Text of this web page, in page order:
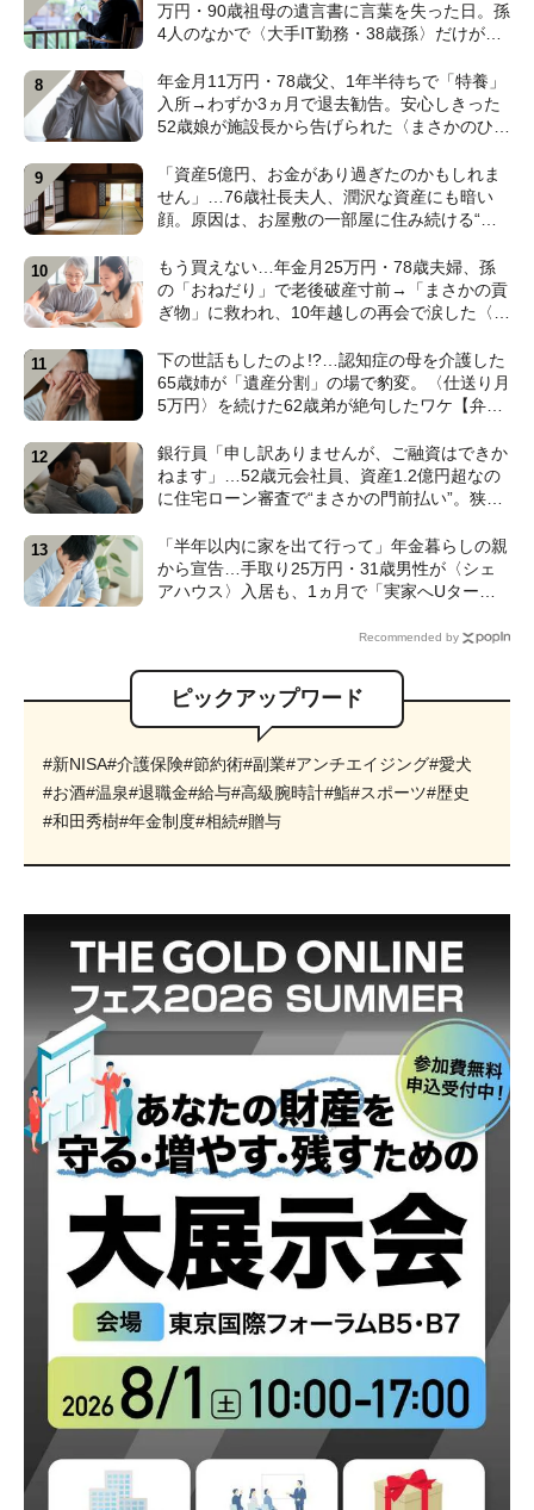
万円・90歳祖母の遺言書に言葉を失った日。孫
4人のなかで〈大手IT勤務・38歳孫〉だけが遺
年金月11万円・78歳父、1年半待ちで「特養」
入所→わずか3ヵ月で退去勧告。安心しきった
52歳娘が施設長から告げられた〈まさかのひと
「資産5億円、お金があり過ぎたのかもしれま
せん」…76歳社長夫人、潤沢な資産にも暗い
顔。原因は、お屋敷の一部屋に住み続ける“跡
もう買えない…年金月25万円・78歳夫婦、孫
の「おねだり」で老後破産寸前→「まさかの貢
ぎ物」に救われ、10年越しの再会で涙した〈孫
下の世話もしたのよ!?…認知症の母を介護した
65歳姉が「遺産分割」の場で豹変。〈仕送り月
5万円〉を続けた62歳弟が絶句したワケ【弁護
銀行員「申し訳ありませんが、ご融資はできか
ねます」…52歳元会社員、資産1.2億円超なの
に住宅ローン審査で“まさかの門前払い”。狭い
の解説】
「半年以内に家を出て行って」年金暮らしの親
から宣告…手取り25万円・31歳男性が〈シェ
アハウス〉入居も、1ヵ月で「実家へUター
Recommended by
ピックアップワード
#新NISA#介護保険#節約術#副業#アンチエイジング#愛犬
#お酒#温泉#退職金#給与#高級腕時計#鮨#スポーツ#歴史
#和田秀樹#年金制度#相続#贈与